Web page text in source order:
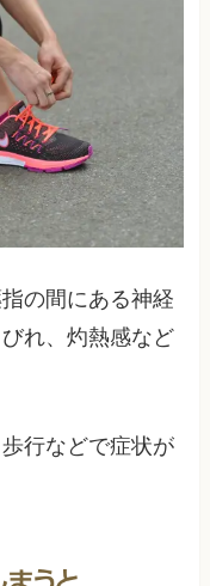
の間にある神経
れ、灼熱感など
行などで症状が